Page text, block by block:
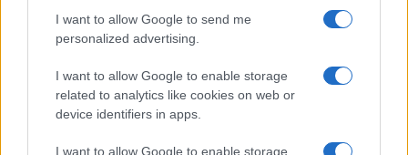
I want to allow Google to send me
personalized advertising.
I want to allow Google to enable storage
related to analytics like cookies on web or
device identifiers in apps.
I want to allow Google to enable storage
Cómo la crisis de refino está afectando los precios de la
gasolina y el diésel